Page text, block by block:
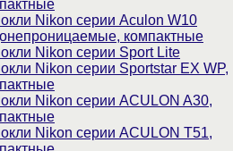
Nikon серии Aculon W10
компактные
Nikon серии Sport Lite
Nikon серии Sportstar EX WP,
Nikon серии ACULON A30,
Nikon серии ACULON Т51,